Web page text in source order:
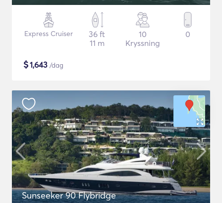
Express Cruiser
36 ft
11 m
10
Kryssning
0
$1,643 /dag
Sunseeker 90 Flybridge